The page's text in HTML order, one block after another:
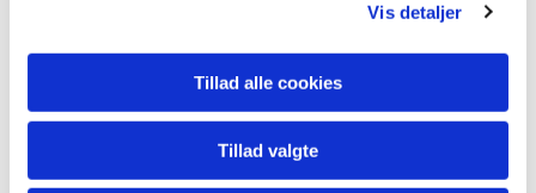
Vis detaljer
Tillad alle cookies
Tillad valgte
Hvis du kan se dig selv i denne rolle, hører vi meget gerne
Indtil den nye kirke står færdigt, vil dit daglige arbejdssted